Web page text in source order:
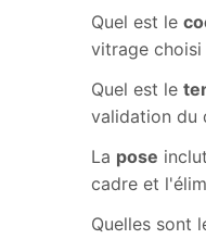
Quel est le
vitrage choisi
Quel est le
validation du
La pose
cadre et
Quelles sont